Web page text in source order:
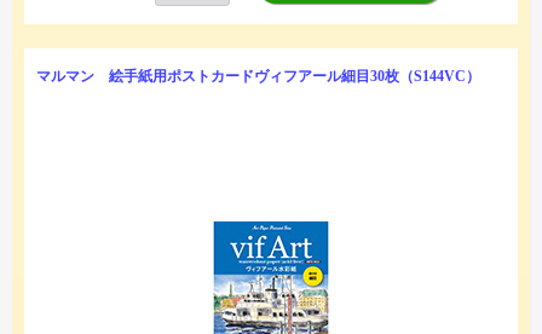
マルマン 絵手紙用ポストカードヴィフアール細目30枚（S144VC）